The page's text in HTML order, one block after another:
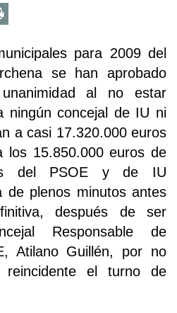
para 2009 del
se han aprobado
al no estar
ningún concejal de IU ni
a casi 17.320.000 euros
los 15.850.000 euros de
del PSOE y de IU
de plenos minutos antes
después de ser
Responsable de
Atilano Guillén, por no
el turno de